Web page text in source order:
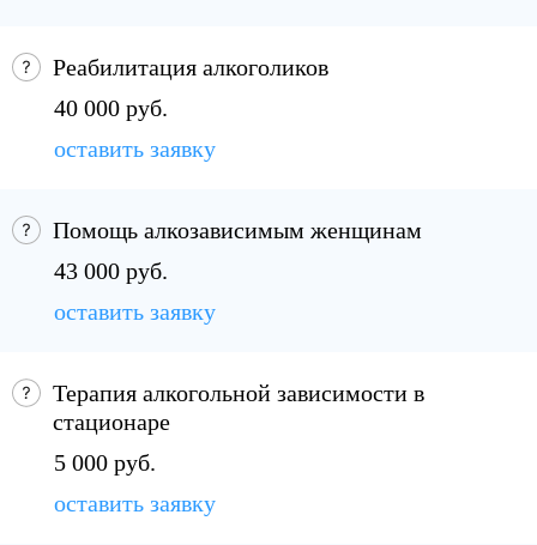
Реабилитация алкоголиков
40 000 руб.
оставить заявку
Помощь алкозависимым женщинам
43 000 руб.
оставить заявку
Терапия алкогольной зависимости в
стационаре
5 000 руб.
оставить заявку